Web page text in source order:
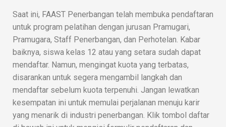
Saat ini, FAAST Penerbangan telah membuka pendaftaran
untuk program pelatihan dengan jurusan Pramugari,
Pramugara, Staff Penerbangan, dan Perhotelan. Kabar
baiknya, siswa kelas 12 atau yang setara sudah dapat
mendaftar. Namun, mengingat kuota yang terbatas,
disarankan untuk segera mengambil langkah dan
mendaftar sebelum kuota terpenuhi. Jangan lewatkan
kesempatan ini untuk memulai perjalanan menuju karir
yang menarik di industri penerbangan. Klik tombol daftar